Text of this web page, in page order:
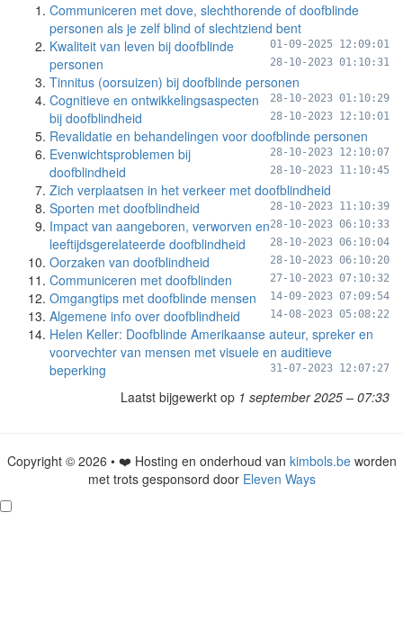
Communiceren met dove, slechthorende of doofblinde
personen als je zelf blind of slechtziend bent
01-09-2025 12:09:01
Kwaliteit van leven bij doofblinde
personen
28-10-2023 01:10:31
Tinnitus (oorsuizen) bij doofblinde personen
28-10-2023 01:10:29
Cognitieve en ontwikkelingsaspecten
bij doofblindheid
28-10-2023 12:10:01
Revalidatie en behandelingen voor doofblinde personen
28-10-2023 12:10:07
Evenwichtsproblemen bij
doofblindheid
28-10-2023 11:10:45
Zich verplaatsen in het verkeer met doofblindheid
28-10-2023 11:10:39
Sporten met doofblindheid
28-10-2023 06:10:33
Impact van aangeboren, verworven en
leeftijdsgerelateerde doofblindheid
28-10-2023 06:10:04
Oorzaken van doofblindheid 28-10-2023 06:10:20
Communiceren met doofblinden 27-10-2023 07:10:32
Omgangtips met doofblinde mensen 14-09-2023 07:09:54
Algemene info over doofblindheid 14-08-2023 05:08:22
Helen Keller: Doofblinde Amerikaanse auteur, spreker en
voorvechter van mensen met visuele en auditieve
beperking
31-07-2023 12:07:27
Laatst bijgewerkt op 1 september 2025 – 07:33
Copyright © 2026 • ❤️ Hosting en onderhoud van kimbols.beworden
met trots gesponsord door Eleven Ways